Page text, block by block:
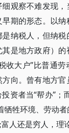
观察不难发现
期的形态。以纳
纳税人，但纳税
是地方政府）
收大户”比普通劳
向。曾有地方官
资者当“帮办”；
牺牲环境、劳动
人还是穷人，理